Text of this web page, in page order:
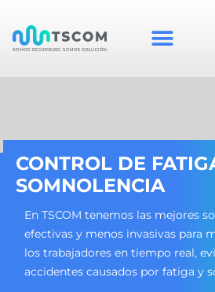
CONTROL DE
SOMNOLENCIA
En TSCOM tenemos las mejores
efectivas y menos invasivas para
los trabajadores en tiempo real,
accidentes causados por fatiga y